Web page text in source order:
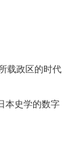
载政区的时代
本史学的数字